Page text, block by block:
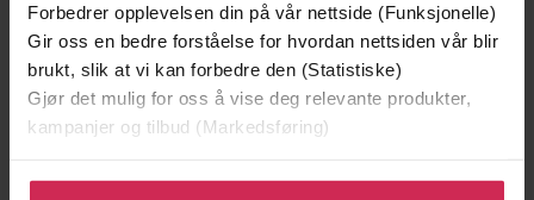
Forbedrer opplevelsen din på vår nettside (Funksjonelle)
Gir oss en bedre forståelse for hvordan nettsiden vår blir
brukt, slik at vi kan forbedre den (Statistiske)
Gjør det mulig for oss å vise deg relevante produkter,
kampanjer og tilbud (Markedsføring)
Klikk på «Godta alle» for å gi oss ditt samtykke til å